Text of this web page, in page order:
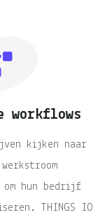
workflows
kijken naar
om hun bedrijf
THINGS IO